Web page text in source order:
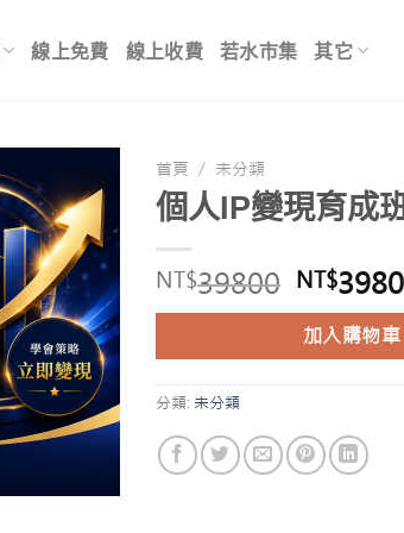
線上免費 線上收費 若水市集 其它
首頁 / 未分類
個人IP變現育成
NT$39800 原
始
價
格：
NT$3980
加入購物車
分類: 未分類